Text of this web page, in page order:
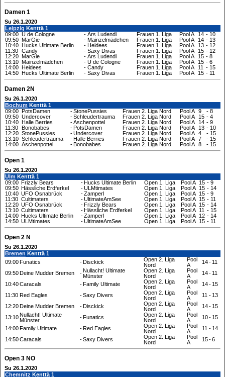
Damen 1
Su 26.1.2020
Leipzig Kenttä 1
09:00 U de Cologne - Ars Ludendi Frauen 1. Liga Pool A 14 - 10
09:50 MarGie - Mainzelmädchen Frauen 1. Liga Pool A 14 - 13
10:40 Hucks Ultimate Berlin - Heidees Frauen 1. Liga Pool A 13 - 12
11:30 Candy - Saxy Divas Frauen 1. Liga Pool A 15 - 12
12:20 MarGie - Ars Ludendi Frauen 1. Liga Pool A 15 - 8
13:10 Mainzelmädchen - U de Cologne Frauen 1. Liga Pool A 15 - 6
14:00 Heidees - Candy Frauen 1. Liga Pool A 11 - 15
14:50 Hucks Ultimate Berlin - Saxy Divas Frauen 1. Liga Pool A 15 - 11
Damen 2N
Su 26.1.2020
Bochum Kenttä 1
09:00 PotsDamen -StonePussies Frauen 2. Liga Nord Pool A 9 - 8
09:50 Undercover -Schleudertrauma Frauen 2. Liga Nord Pool A 15 - 4
10:40 Halle Berries -Aschenpottel Frauen 2. Liga Nord Pool A 14 - 9
11:30 Bonobabes -PotsDamen Frauen 2. Liga Nord Pool A 13 - 10
12:20 StonePussies -Undercover Frauen 2. Liga Nord Pool A 4 - 15
13:10 Schleudertrauma -Halle Berries Frauen 2. Liga Nord Pool A 7 - 15
14:00 Aschenpottel -Bonobabes Frauen 2. Liga Nord Pool A 8 - 15
Open 1
Su 26.1.2020
Ulm Kenttä 1
09:00 Frizzly Bears -Hucks Ultimate Berlin Open 1. Liga Pool A 15 - 9
09:50 Hässliche Erdferkel -ULMtimates Open 1. Liga Pool A 15 - 14
10:40 UFO Osnabrück -Zamperl Open 1. Liga Pool A 15 - 9
11:30 Cultimaters -UltimateAmSee Open 1. Liga Pool A 15 - 11
12:20 UFO Osnabrück -Frizzly Bears Open 1. Liga Pool A 15 - 14
13:10 Cultimaters -Hässliche Erdferkel Open 1. Liga Pool A 11 - 15
14:00 Hucks Ultimate Berlin -Zamperl Open 1. Liga Pool A 12 - 14
14:50 ULMtimates -UltimateAmSee Open 1. Liga Pool A 15 - 11
Open 2 N
Su 26.1.2020
Bremen Kenttä 1
09:00Funatics -Disckick
Open 2. Liga
Nord
Pool
A
14- 11
09:50Deine Mudder Bremen -Nullacht! Ultimate
Münster
Open 2. Liga
Nord
Pool
A
14- 11
10:40Caracals -Family Ultimate
Open 2. Liga
Nord
Pool
A
14- 15
11:30 Red Eagles -Saxy Divers
Open 2. Liga
Nord
Pool
A
11 - 13
12:20Deine Mudder Bremen -Disckick
Open 2. Liga
Nord
Pool
A
14- 15
13:10Nullacht! Ultimate
Münster
-Funatics
Open 2. Liga
Nord
Pool
A
10- 15
14:00Family Ultimate -Red Eagles
Open 2. Liga
Nord
Pool
A
11 - 14
14:50Caracals -Saxy Divers
Open 2. Liga
Nord
Pool
A
15-6
Open 3 NO
Su 26.1.2020
Chemnitz Kenttä 1